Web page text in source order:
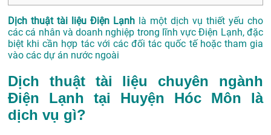
Dịch thuật tài liệu Điện Lạnh là một dịch vụ thiết yếu cho
các cá nhân và doanh nghiệp trong lĩnh vực Điện Lạnh, đặc
biệt khi cần hợp tác với các đối tác quốc tế hoặc tham gia
vào các dự án nước ngoài
Dịch thuật tài liệu chuyên ngành
Điện Lạnh tại Huyện Hóc Môn là
dịch vụ gì?